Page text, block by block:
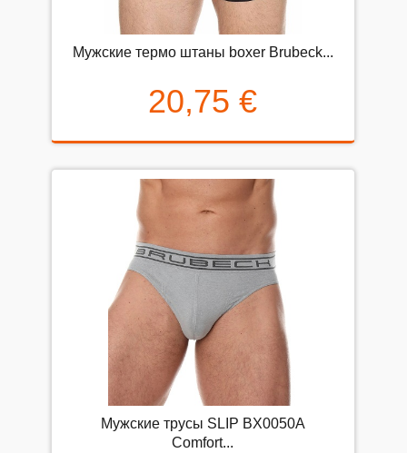
Mужские термо штаны boxer Brubeck...
20,75 €
Мужские трусы SLIP BX0050A
Comfort...